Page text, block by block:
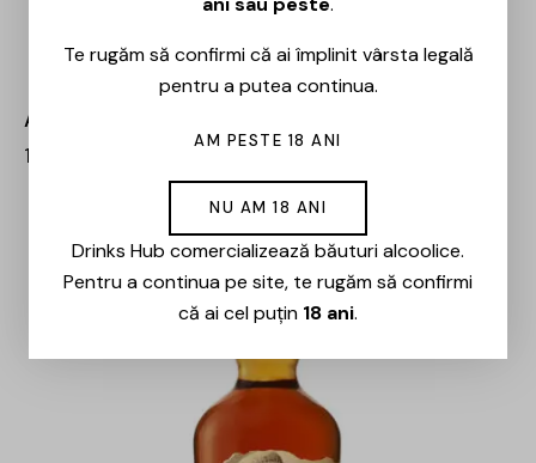
Aviation – 0.7L
152,00 129,00lei
Te rugăm să confirmi că ai împlinit vârsta legală
pentru a putea continua.
AM PESTE 18 ANI
NU AM 18 ANI
Drinks Hub comercializează băuturi alcoolice.
Pentru a continua pe site, te rugăm să confirmi
că ai cel puțin 18 ani.